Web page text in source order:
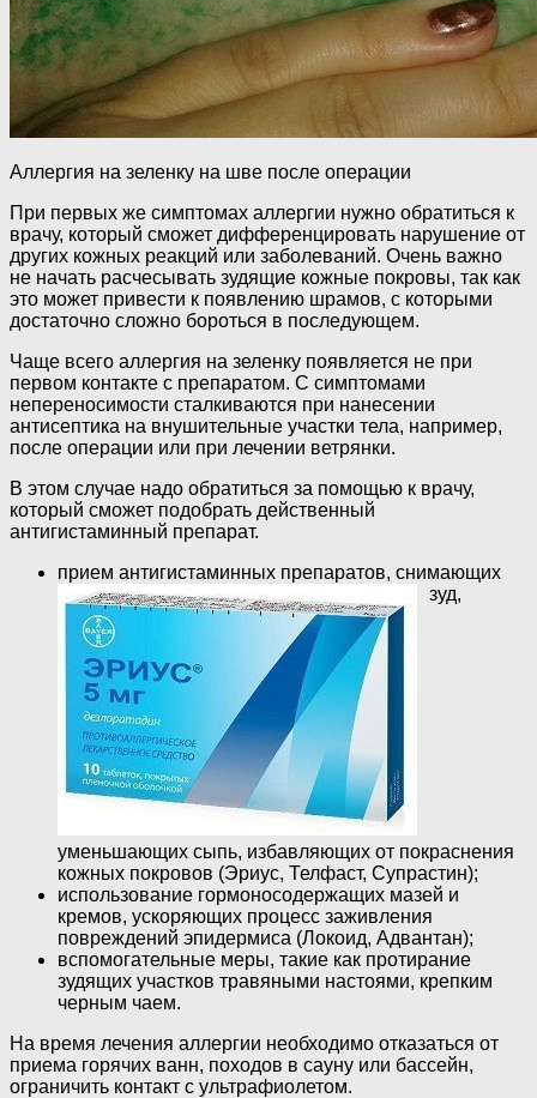
Аллергия на зеленку на шве после операции
При первых же симптомах аллергии нужно обратиться к
врачу, который сможет дифференцировать нарушение от
других кожных реакций или заболеваний. Очень важно
не начать расчесывать зудящие кожные покровы, так как
это может привести к появлению шрамов, с которыми
достаточно сложно бороться в последующем.
Чаще всего аллергия на зеленку появляется не при
первом контакте с препаратом. С симптомами
непереносимости сталкиваются при нанесении
антисептика на внушительные участки тела, например,
после операции или при лечении ветрянки.
В этом случае надо обратиться за помощью к врачу,
который сможет подобрать действенный
антигистаминный препарат.
прием антигистаминных препаратов, снимающих
зуд,
уменьшающих сыпь, избавляющих от покраснения
кожных покровов (Эриус, Телфаст, Супрастин);
использование гормоносодержащих мазей и
кремов, ускоряющих процесс заживления
повреждений эпидермиса (Локоид, Адвантан);
вспомогательные меры, такие как протирание
зудящих участков травяными настоями, крепким
черным чаем.
На время лечения аллергии необходимо отказаться от
приема горячих ванн, походов в сауну или бассейн,
ограничить контакт с ультрафиолетом.